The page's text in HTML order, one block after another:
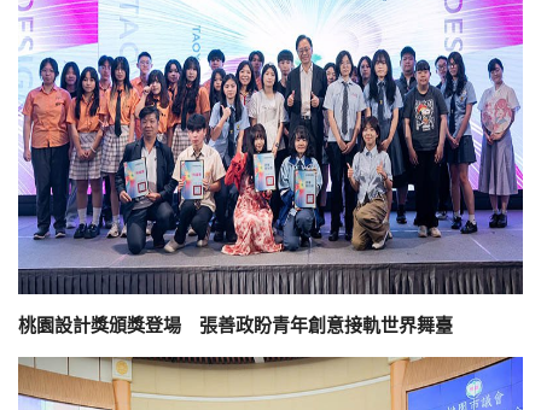
桃園設計獎頒獎登場 張善政盼青年創意接軌世界舞臺